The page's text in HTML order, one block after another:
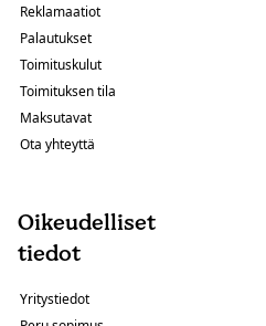
Reklamaatiot
Palautukset
Toimituskulut
Toimituksen tila
Maksutavat
Ota yhteyttä
Oikeudelliset
tiedot
Yritystiedot